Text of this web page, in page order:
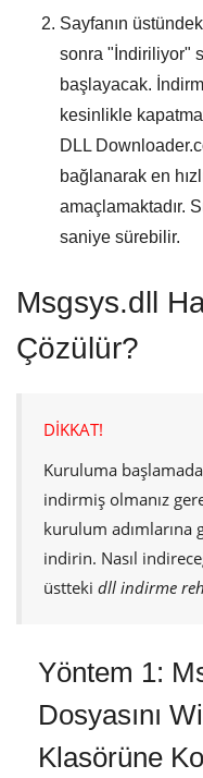
Sayfanın
sonra " İndiriliyor"
başlayacak.
kesinlikle
DLL
bağlanarak en
amaçlamaktadır.
saniye sürebilir.
Msgsys.dll
Çözülür?
DİKKAT!
Kuruluma
indirmiş olmanız
kurulum adımlarına
indirin. Nasıl
üstteki dll indirme
Yöntem 1:
Dosyasını
Klasörüne